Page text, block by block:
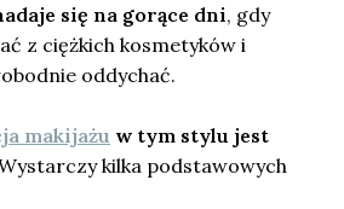
się na gorące dni, gdy
z ciężkich kosmetyków i
oddychać.
makijażu w tym stylu jest
kilka podstawowych